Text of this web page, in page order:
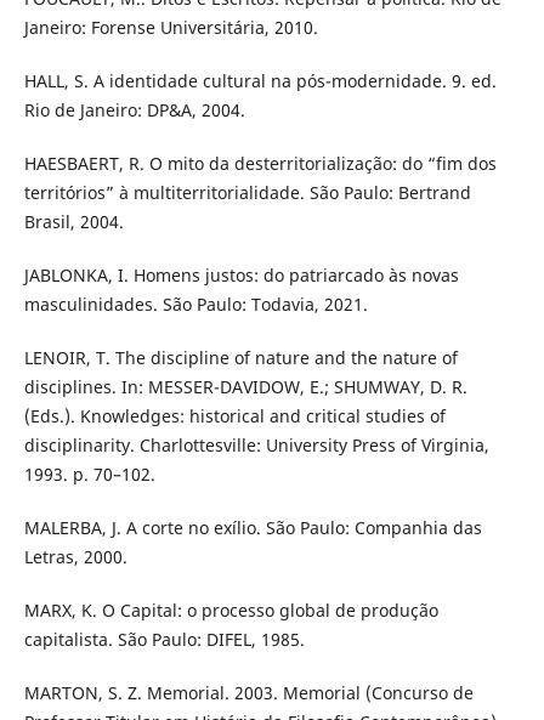
Janeiro: Forense Universitária, 2010.
HALL, S. A identidade cultural na pós-modernidade. 9. ed.
Rio de Janeiro: DP&A, 2004.
HAESBAERT, R. O mito da desterritorialização: do “fim dos
territórios” à multiterritorialidade. São Paulo: Bertrand
Brasil, 2004.
JABLONKA, I. Homens justos: do patriarcado às novas
masculinidades. São Paulo: Todavia, 2021.
LENOIR, T. The discipline of nature and the nature of
disciplines. In: MESSER-DAVIDOW, E.; SHUMWAY, D. R.
(Eds.). Knowledges: historical and critical studies of
disciplinarity. Charlottesville: University Press of Virginia,
1993. p. 70–102.
MALERBA, J. A corte no exílio. São Paulo: Companhia das
Letras, 2000.
MARX, K. O Capital: o processo global de produção
capitalista. São Paulo: DIFEL, 1985.
MARTON, S. Z. Memorial. 2003. Memorial (Concurso de